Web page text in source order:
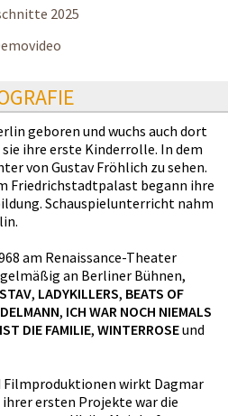
2025
geboren und wuchs auch dort
ihre erste Kinderrolle. In dem
von Gustav Fröhlich zu sehen.
Friedrichstadtpalast begann ihre
Schauspielunterricht nahm
am Renaissance-Theater
an Berliner Bühnen,
, LADYKILLERS, BEATS OF
, ICH WAR NOCH NIEMALS
DIE FAMILIE, WINTERROSEund
Filmproduktionen wirkt Dagmar
ersten Projekte war die